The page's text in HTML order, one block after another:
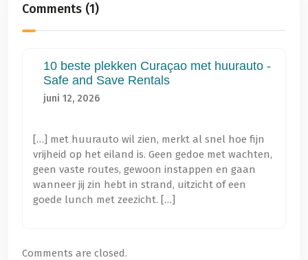
Comments (1)
10 beste plekken Curaçao met huurauto -
Safe and Save Rentals
juni 12, 2026
[…] met huurauto wil zien, merkt al snel hoe fijn
vrijheid op het eiland is. Geen gedoe met wachten,
geen vaste routes, gewoon instappen en gaan
wanneer jij zin hebt in strand, uitzicht of een
goede lunch met zeezicht. […]
Comments are closed.